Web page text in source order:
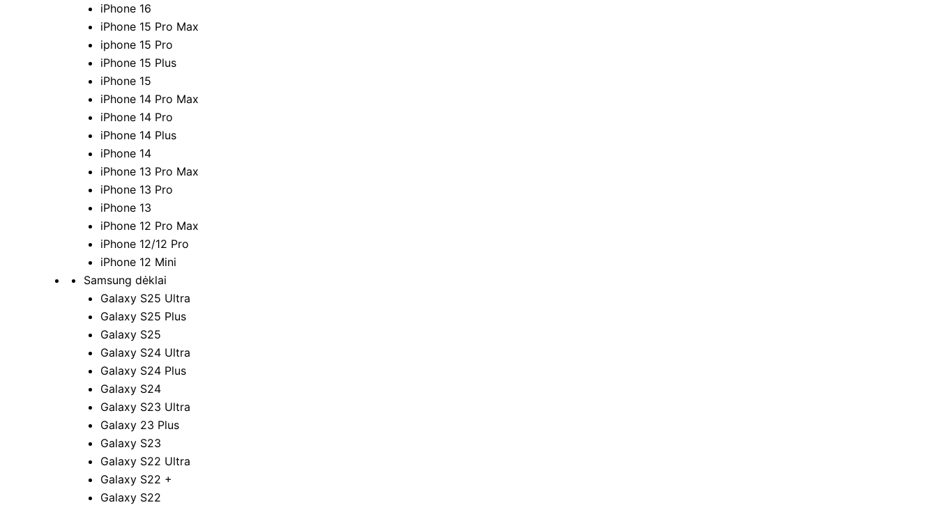
iPhone 16
iPhone 15 Pro Max
iphone 15 Pro
iPhone 15 Plus
iPhone 15
iPhone 14 Pro Max
iPhone 14 Pro
iPhone 14 Plus
iPhone 14
iPhone 13 Pro Max
iPhone 13 Pro
iPhone 13
iPhone 12 Pro Max
iPhone 12/12 Pro
iPhone 12 Mini
Samsung dėklai
Galaxy S25 Ultra
Galaxy S25 Plus
Galaxy S25
Galaxy S24 Ultra
Galaxy S24 Plus
Galaxy S24
Galaxy S23 Ultra
Galaxy 23 Plus
Galaxy S23
Galaxy S22 Ultra
Galaxy S22 +
Galaxy S22